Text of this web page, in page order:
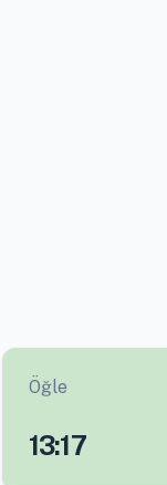
Öğle
13:17